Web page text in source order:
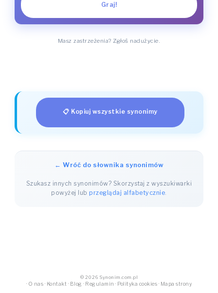
Graj!
Masz zastrzeżenia? Zgłoś nadużycie.
📋 Kopiuj wszystkie synonimy
← Wróć do słownika synonimów
Szukasz innych synonimów? Skorzystaj z wyszukiwarki
powyżej lubprzeglądaj alfabetycznie
© 2026 Synonim.com.pl
· O nas · Kontakt · Blog · Regulamin · Polityka cookies · Mapa strony